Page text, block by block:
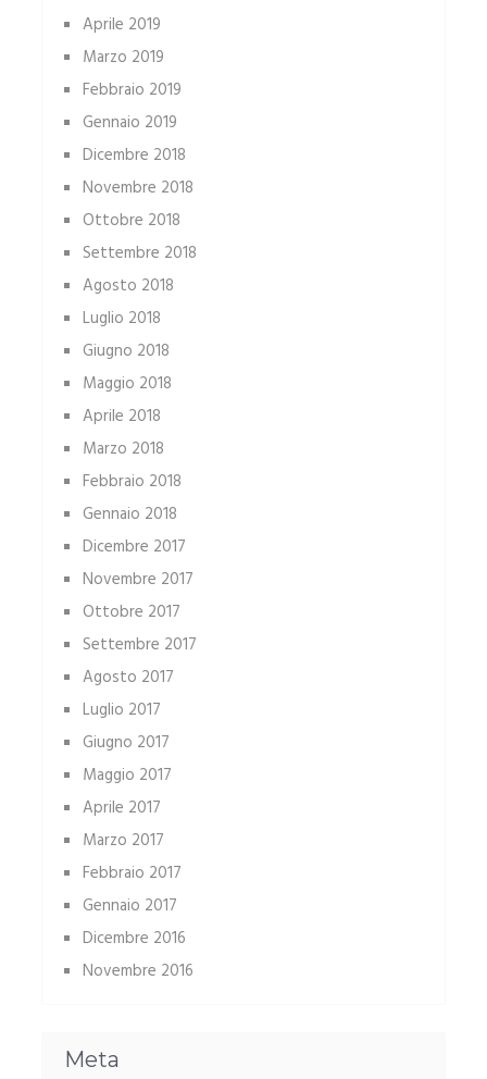
Aprile 2019
Marzo 2019
Febbraio 2019
Gennaio 2019
Dicembre 2018
Novembre 2018
Ottobre 2018
Settembre 2018
Agosto 2018
Luglio 2018
Giugno 2018
Maggio 2018
Aprile 2018
Marzo 2018
Febbraio 2018
Gennaio 2018
Dicembre 2017
Novembre 2017
Ottobre 2017
Settembre 2017
Agosto 2017
Luglio 2017
Giugno 2017
Maggio 2017
Aprile 2017
Marzo 2017
Febbraio 2017
Gennaio 2017
Dicembre 2016
Novembre 2016
Meta